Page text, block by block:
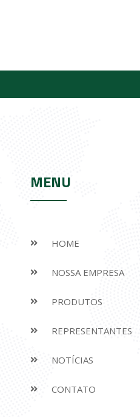
MENU
HOME
NOSSA EMPRESA
PRODUTOS
REPRESENTANTES
NOTÍCIAS
CONTATO